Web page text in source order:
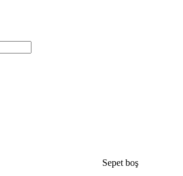
Sepet boş